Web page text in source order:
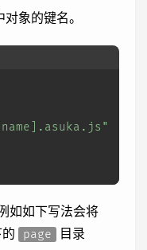
对象的键名。
如如下写法会将
page
目录